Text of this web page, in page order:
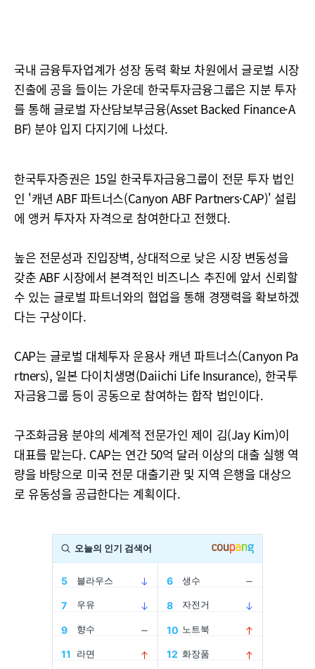
국내 금융투자업계가 성장 동력 확보 차원에서 글로벌 시장
진출에 공을 들이는 가운데 한국투자금융그룹은 지분 투자
를 통해 글로벌 자산담보부금융(Asset Backed Finance·A
BF) 분야 입지 다지기에 나섰다.
한국투자증권은 15일 한국투자금융그룹이 전문 투자 법인
인 '캐년 ABF 파트너스(Canyon ABF Partners·CAP)' 설립
에 앵커 투자자 자격으로 참여한다고 전했다.
높은 전문성과 진입장벽, 상대적으로 낮은 시장 변동성을
갖춘 ABF 시장에서 본격적인 비즈니스 추진에 앞서 신뢰할
수 있는 글로벌 파트너와의 협업을 통해 경쟁력을 확보하겠
다는 구상이다.
CAP는 글로벌 대체투자 운용사 캐년 파트너스(Canyon Pa
rtners), 일본 다이치생명(Daiichi Life Insurance), 한국투
자금융그룹 등이 공동으로 참여하는 합작 법인이다.
구조화금융 분야의 세계적 전문가인 제이 김(Jay Kim)이
대표를 맡는다. CAP는 연간 50억 달러 이상의 대출 실행 역
량을 바탕으로 미국 전문 대출기관 및 지역 은행을 대상으
로 유동성을 공급한다는 계획이다.